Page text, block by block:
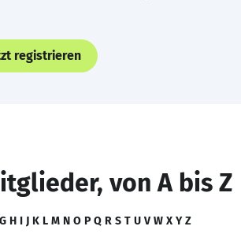
registrieren
von A bis Z
G H I J K L M N O P Q R S T U V W X Y Z